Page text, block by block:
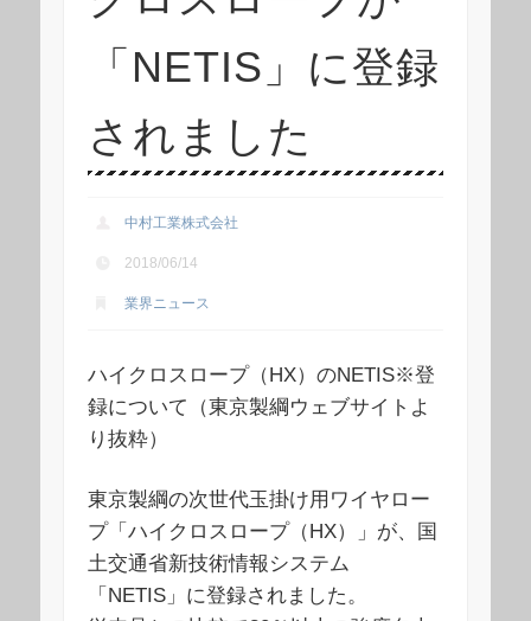
サイ
ト 中
業株
「NETIS」に登録
されました
中村工業株式会社
2018/06/14
業界ニュース
ハイクロスロープ（HX）のNETIS※登
録について（東京製綱ウェブサイトよ
り抜粋）
東京製綱の次世代玉掛け用ワイヤロー
プ「ハイクロスロープ（HX）」が、国
土交通省新技術情報システム
「NETIS」に登録されました。